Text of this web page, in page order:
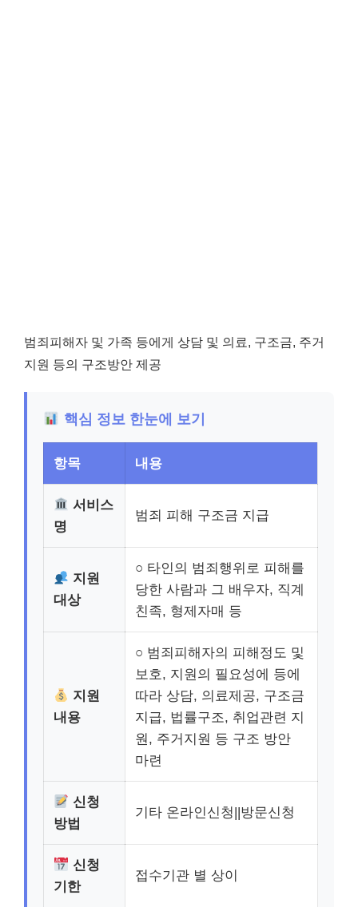
범죄피해자 및 가족 등에게 상담 및 의료, 구조금, 주거
지원 등의 구조방안 제공
핵심 정보 한눈에 보기
항목 내용
서비스
명
범죄 피해 구조금 지급
지원
대상
○ 타인의 범죄행위로 피해를
당한 사람과 그 배우자, 직계
친족, 형제자매 등
지원
내용
○ 범죄피해자의 피해정도 및
보호, 지원의 필요성에 등에
따라 상담, 의료제공, 구조금
지급, 법률구조, 취업관련 지
원, 주거지원 등 구조 방안
마련
신청
방법
기타 온라인신청||방문신청
신청
기한
접수기관 별 상이